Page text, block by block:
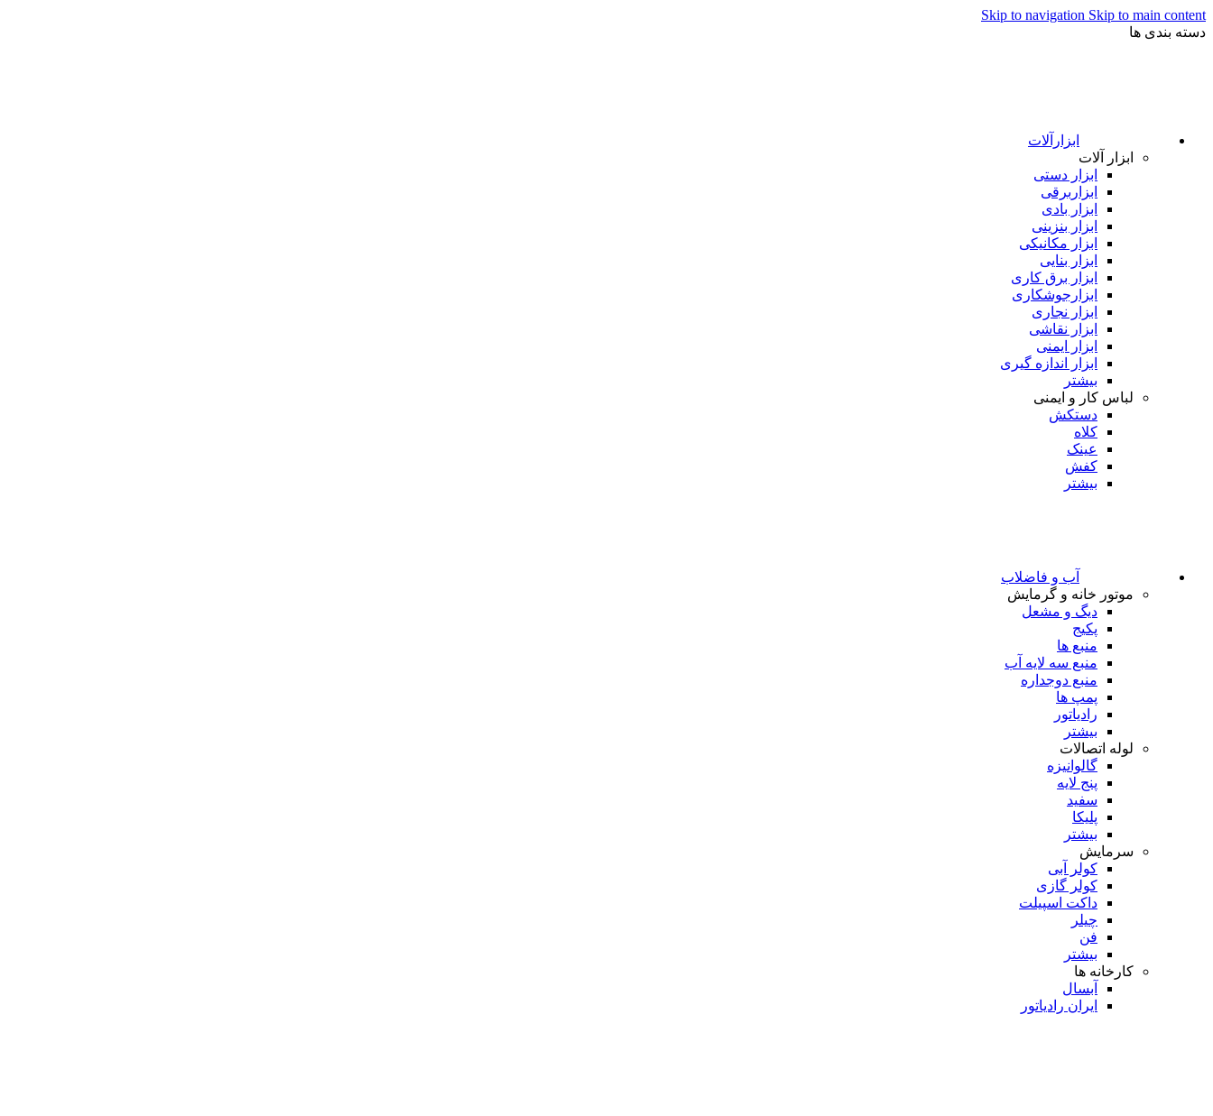
Skip to navigation Skip to main content
دسته بندی ها
ابزارآلات
ابزار آلات
ابزار دستی
ابزاربرقی
ابزار بادی
ابزار بنزینی
ابزار مکانیکی
ابزار بنایی
ابزار برق کاری
ابزارجوشکاری
ابزار نجاری
ابزار نقاشی
ابزار ایمنی
ابزار اندازه گیری
بیشتر
لباس کار و ایمنی
دستکش
کلاه
عینک
کفش
بیشتر
آب و فاضلاب
موتور خانه و گرمایش
دیگ و مشعل
پکیج
منبع ها
منبع سه لایه آب
منبع دوجداره
پمپ ها
رادیاتور
بیشتر
لوله اتصالات
گالوانیزه
پنج لایه
سفید
پلیکا
بیشتر
سرمایش
کولر آبی
کولر گازی
داکت اسپیلت
چیلر
فن
بیشتر
کارخانه ها
آبسال
ایران رادیاتور